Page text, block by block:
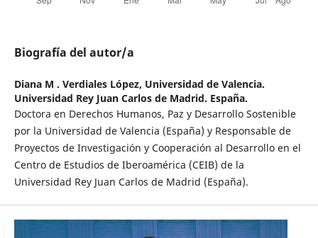
Biografía del autor/a
Diana M . Verdiales López, Universidad de Valencia.
Universidad Rey Juan Carlos de Madrid. España.
Doctora en Derechos Humanos, Paz y Desarrollo Sostenible
por la Universidad de Valencia (España) y Responsable de
Proyectos de Investigación y Cooperación al Desarrollo en el
Centro de Estudios de Iberoamérica (CEIB) de la
Universidad Rey Juan Carlos de Madrid (España).